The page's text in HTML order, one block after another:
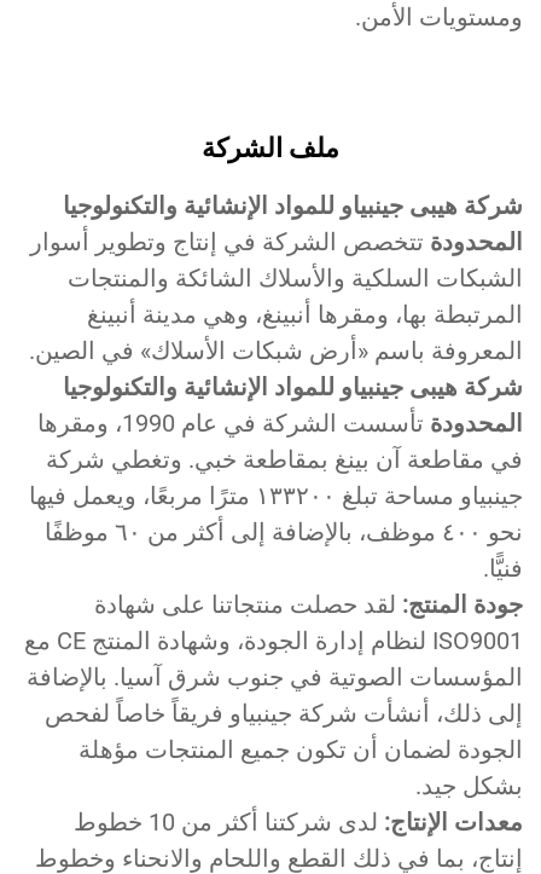
الأمن.
ملف الشركة
هيبى جينبياو للمواد الإنشائية والتكنولوجيا
تتخصص الشركة في إنتاج وتطوير أسوار
السلكية والأسلاك الشائكة والمنتجات
بها، ومقرها أنبينغ، وهي مدينة أنبينغ
باسم «أرض شبكات الأسلاك» في الصين.
هيبى جينبياو للمواد الإنشائية والتكنولوجيا
تأسست الشركة في عام 1990، ومقرها
مقاطعة آن بينغ بمقاطعة خبي. وتغطي شركة
جينبياو مساحة تبلغ ١٣٣٢٠٠ مترًا مربعًا، ويعمل فيها
نحو ٤٠٠ موظف، بالإضافة إلى أكثر من ٦٠ موظفًا
المنتج:لقد حصلت منتجاتنا على شهادة
ISO9001 لنظام إدارة الجودة، وشهادة المنتج CE مع
الصوتية في جنوب شرق آسيا. بالإضافة
ذلك، أنشأت شركة جينبياو فريقاً خاصاً لفحص
لضمان أن تكون جميع المنتجات مؤهلة
جيد.
الإنتاج:
لدى شركتنا أكثر من 10 خطوط
بما في ذلك القطع واللحام والانحناء وخطوط